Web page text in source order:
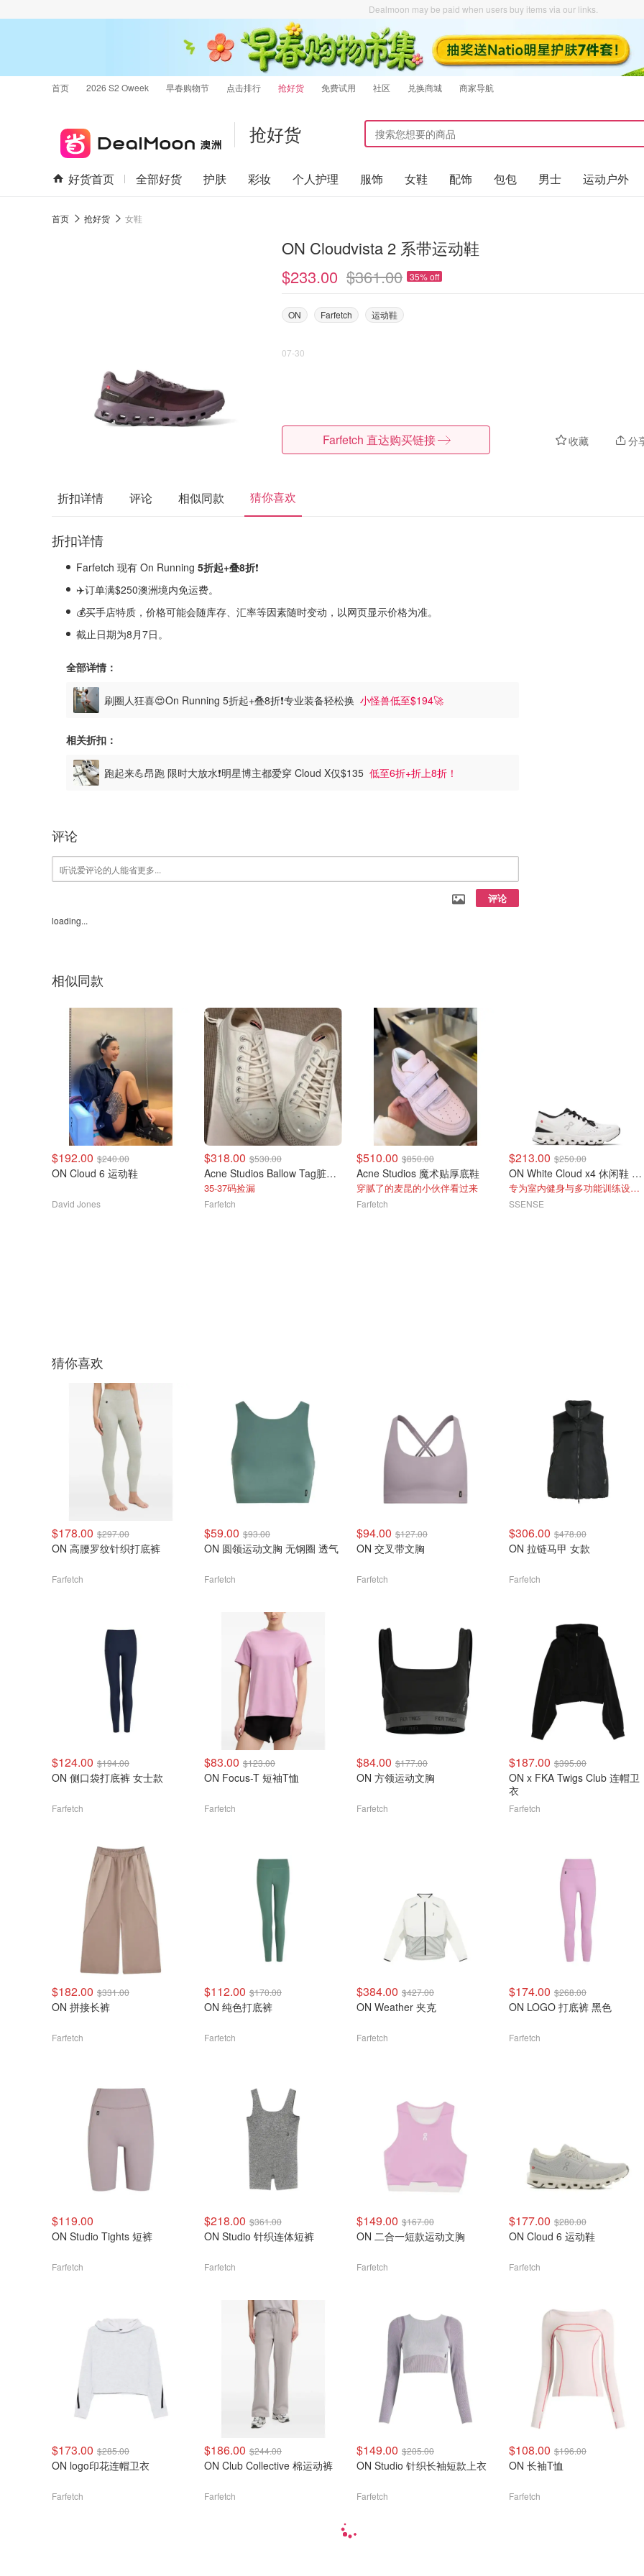
Dealmoon may be paid when users buy items via our links.
首页 2026 S2 Oweek 早春购物节 点击排行 抢好货 免费试用 社区 兑换商城 商家导航
抢好货
好货首页 全部好货 护肤 彩妆 个人护理 服饰 女鞋 配饰 包包 男士 运动户外
首页 抢好货 女鞋
ON Cloudvista 2 系带运动鞋
$233.00 $361.00 35% off
ON Farfetch 运动鞋
07-30
收藏 分
Farfetch 直达购买链接
折扣详情 评论 相似同款 猜你喜欢
折扣详情
Farfetch 现有 On Running 5折起+叠8折❗
✈️订单满$250澳洲境内免运费。
💰买手店特质，价格可能会随库存、汇率等因素随时变动，以网页显示价格为准。
截止日期为8月7日。
全部详情：
刷圈人狂喜😍On Running 5折起+叠8折❗专业装备轻松换 小怪兽低至$194🚀
相关折扣：
跑起来💪昂跑 限时大放水❗明星博主都爱穿 Cloud X仅$135 低至6折+折上8折！
评论
评论
loading...
相似同款
$192.00 $240.00
ON Cloud 6 运动鞋
David Jones
$318.00 $530.00
Acne Studios Ballow Tag脏脏小白鞋
35-37码捡漏
Farfetch
$510.00 $850.00
Acne Studios 魔术贴厚底鞋
穿腻了的麦昆的小伙伴看过来
Farfetch
$213.00 $250.00
ON White Cloud x4 休闲鞋 白色
专为室内健身与多功能训练设计的运动鞋
SSENSE
猜你喜欢
$178.00 $297.00
ON 高腰罗纹针织打底裤
Farfetch
$59.00 $93.00
ON 圆领运动文胸 无钢圈 透气
Farfetch
$94.00 $127.00
ON 交叉带文胸
Farfetch
$306.00 $478.00
ON 拉链马甲 女款
Farfetch
$124.00 $194.00
ON 侧口袋打底裤 女士款
Farfetch
$83.00 $123.00
ON Focus-T 短袖T恤
Farfetch
$84.00 $177.00
ON 方领运动文胸
Farfetch
$187.00 $395.00
ON x FKA Twigs Club 连帽卫
衣
Farfetch
$182.00 $331.00
ON 拼接长裤
Farfetch
$112.00 $170.00
ON 纯色打底裤
Farfetch
$384.00 $427.00
ON Weather 夹克
Farfetch
$174.00 $268.00
ON LOGO 打底裤 黑色
Farfetch
$119.00
ON Studio Tights 短裤
Farfetch
$218.00 $361.00
ON Studio 针织连体短裤
Farfetch
$149.00 $167.00
ON 二合一短款运动文胸
Farfetch
$177.00 $280.00
ON Cloud 6 运动鞋
Farfetch
$173.00 $285.00
ON logo印花连帽卫衣
Farfetch
$186.00 $244.00
ON Club Collective 棉运动裤
Farfetch
$149.00 $205.00
ON Studio 针织长袖短款上衣
Farfetch
$108.00 $196.00
ON 长袖T恤
Farfetch